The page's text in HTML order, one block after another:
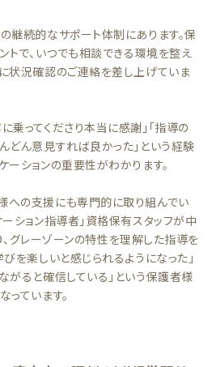
継続的なサポート体制にあります。保
で、いつでも相談できる環境を整え
状況確認のご連絡を差し上げていま
乗ってくださり本当に感謝」「指導の
どん意見すれば良かった」という経験
ーションの重要性がわかります。
への支援にも専門的に取り組んでい
ーション指導者」資格保有スタッフが中
、グレーゾーンの特性を理解した指導を
を楽しいと感じられるようになった」
がると確信している」という保護者様
っています。